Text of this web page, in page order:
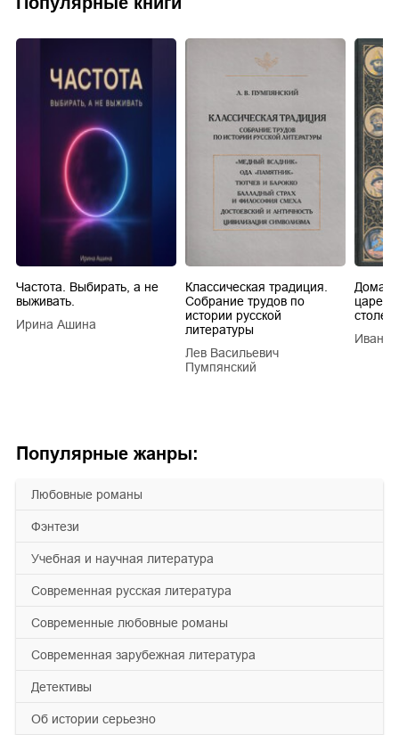
Популярные жанры:
любовные романы
фэнтези
учебная и научная литература
современная русская литература
современные любовные романы
современная зарубежная литература
детективы
об истории серьезно
Частота. Выбирать, а не
выживать.
Ирина Ашина
Классическая традиция.
Собрание трудов по
истории русской
литературы
Лев Васильевич
Пумпянский
царей
Иван